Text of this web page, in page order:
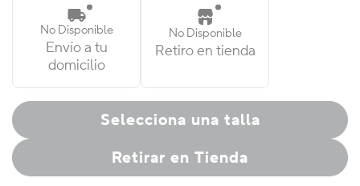
Niños
Grandes
Niños
Grandes
No Disponible
Envío a tu
domicilio
No Disponible
Retiro en tienda
Selecciona una talla
Retirar en Tienda